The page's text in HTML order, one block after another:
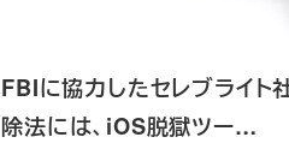
FBIに協力したセレブライ
除法には、iOS脱獄ツー…